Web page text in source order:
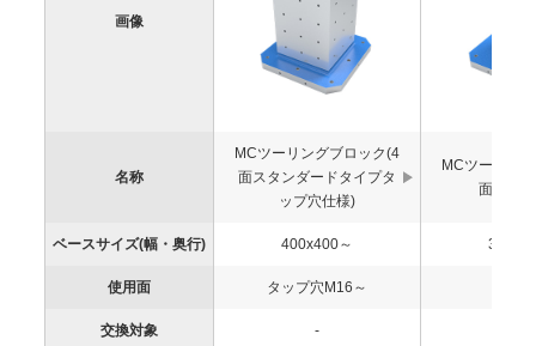
画像
名称
MCツーリングブロック(4
面スタンダードタイプタ
ップ穴仕様)
MCツーリン
面十字
ベースサイズ(幅・奥行) 400x400～
使用面 タップ穴M16～
交換対象 -